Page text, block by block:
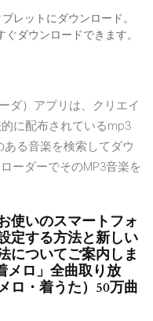
レットにダウンロード。
ダウンロードできます。
ダ）アプリは、クリエイ
に配布されているmp3
る音楽を検索してダウ
ーダーでそのMP3音楽を
使いのスマートフォ
定する方法と新しい
についてご案内しま
メロ」全曲取り放
ロ・着うた）50万曲